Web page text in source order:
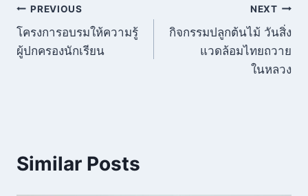
แนะแนว
เรื่อง
PREVIOUS
โครงการอบรมให้ความรู้
ผู้ปกครองนักเรียน
NEXT
กิจกรรมปลูกต้นไม้ วันสิ่ง
แวดล้อมไทยถวาย
ในหลวง
Similar Posts